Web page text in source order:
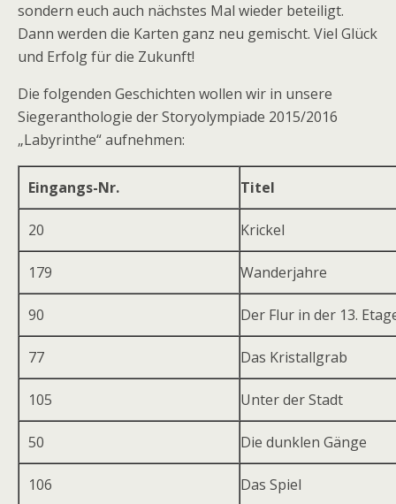
sondern euch auch nächstes Mal wieder beteiligt.
Dann werden die Karten ganz neu gemischt. Viel Glück
und Erfolg für die Zukunft!
Die folgenden Geschichten wollen wir in unsere
Siegeranthologie der Storyolympiade 2015/2016
„Labyrinthe“ aufnehmen:
Eingangs-Nr. Titel
20 Krickel
179 Wanderjahre
90 Der Flur in der 13.
77 Das Kristallgrab
105 Unter der Stadt
50 Die dunklen Gänge
106 Das Spiel